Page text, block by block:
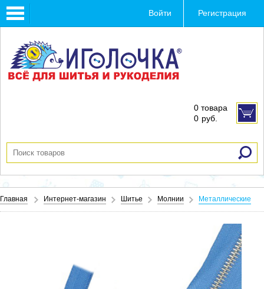
Toggle
navigation
Войти Регистрация
0 товара
0 руб.
Главная Интернет-магазин Шитье Молнии Металлические